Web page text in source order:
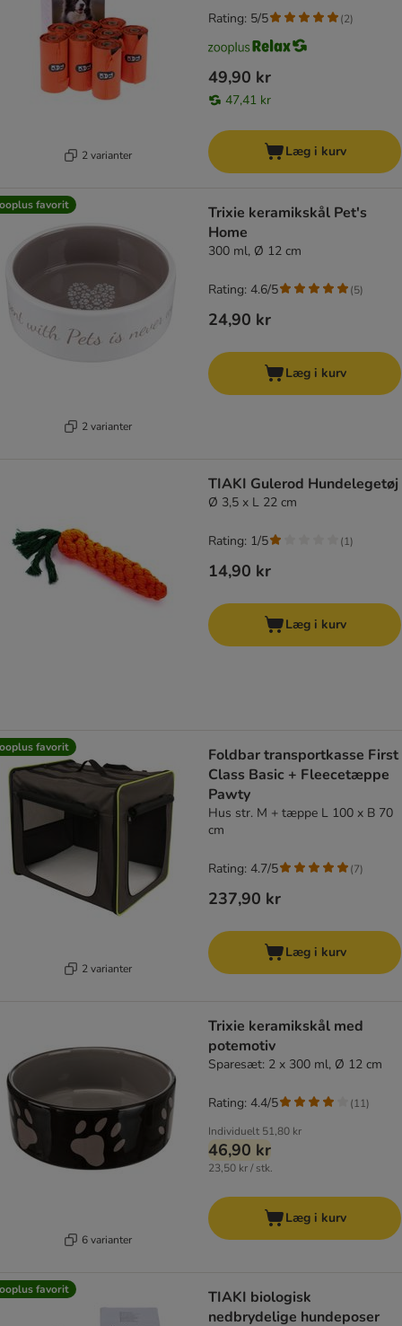
2 varianter
49,90 kr
47,41 kr
Rating: 5/5 (2)
Læg i kurv
favorit
2 varianter
Trixie keramikskål Pet's
Home
300 ml, Ø 12 cm
24,90 kr
Rating: 4.6/5 (5)
Læg i kurv
TIAKI Gulerod Hundelegetøj
Ø 3,5 x L 22 cm
14,90 kr
Rating: 1/5 (1)
Læg i kurv
favorit
2 varianter
Foldbar transportkasse First
Class Basic + Fleecetæppe
Pawty
Hus str. M + tæppe L 100 x B 70
cm
237,90 kr
Rating: 4.7/5 (7)
Læg i kurv
6 varianter
Trixie keramikskål med
potemotiv
Sparesæt: 2 x 300 ml, Ø 12 cm
Individuelt 51,80 kr
46,90 kr
23,50 kr / stk.
Rating: 4.4/5 (11)
Læg i kurv
favorit
TIAKI biologisk
nedbrydelige hundeposer